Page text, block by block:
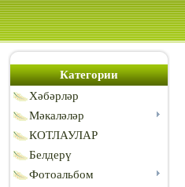
Категории
Хәбәрләр
Мәкаләләр
КОТЛАУЛАР
Белдерү
Фотоальбом